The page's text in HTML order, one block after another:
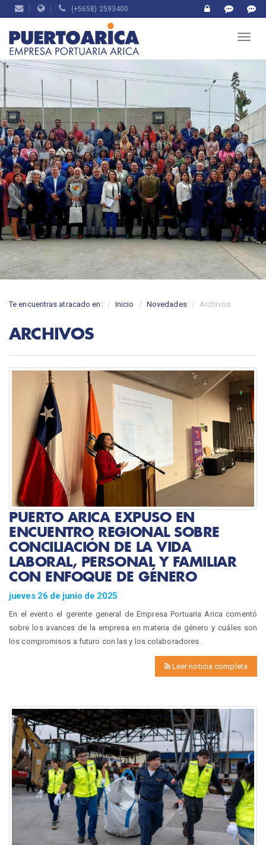
(+5658) 2593400
Te encuentras atracado en: Inicio Novedades Archivos
ARCHIVOS
PUERTO ARICA EXPUSO EN
ENCUENTRO REGIONAL SOBRE
CONCILIACIÓN DE LA VIDA
LABORAL, PERSONAL Y FAMILIAR
CON ENFOQUE DE GÉNERO
jueves 26 de junio de 2025
En el evento el gerente general de Empresa Portuaria Arica comentó
sobre los avances de la empresa en materia de género y cuáles son
los compromisos a futuro con las y los colaboradores.
Leer noticia completa